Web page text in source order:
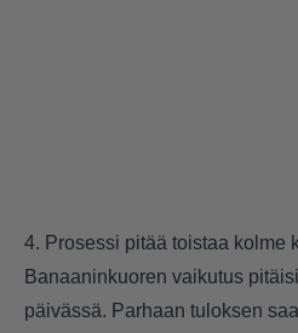
4. Prosessi pitää toistaa kolme
Banaaninkuoren vaikutus
päivässä. Parhaan tuloksen